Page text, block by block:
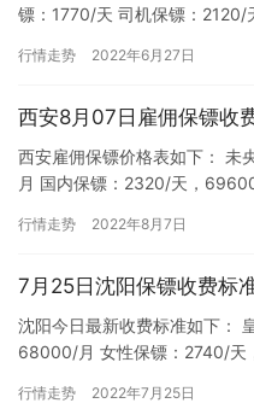
镖：1770/天 司机保镖：2120/
行情走势 2022年6月27日
西安8月07日雇佣保镖收
西安雇佣保镖价格表如下：
月 国内保镖：2320/天，
行情走势 2022年8月7日
7月25日沈阳保镖收费标
沈阳今日最新收费标准如下：
68000/月 女性保镖：2740/天
行情走势 2022年7月25日